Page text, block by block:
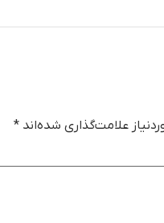
علامت‌گذاری شده‌اند *